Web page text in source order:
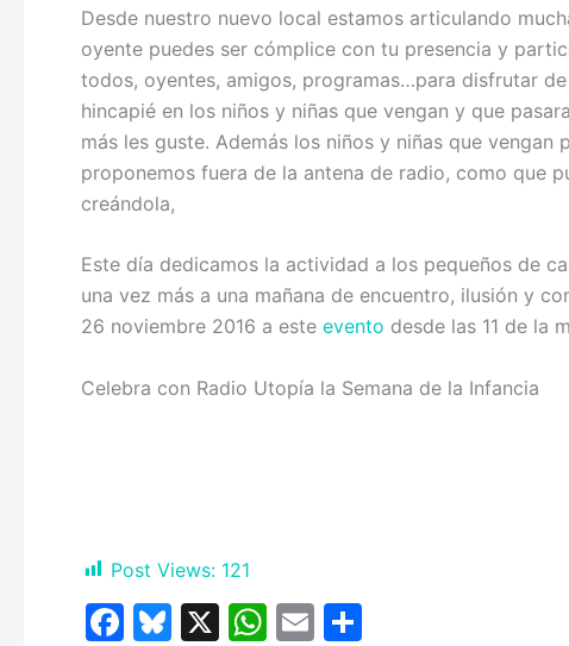
Desde nuestro nuevo local estamos articulando
oyente puedes ser cómplice con tu presencia y
todos, oyentes, amigos, programas…para disfrutar
hincapié en los niños y niñas que vengan y que
más les guste. Además los niños y niñas que
proponemos fuera de la antena de radio, como que
creándola,
Este día dedicamos la actividad a los pequeños de
una vez más a una mañana de encuentro, ilusión y
26 noviembre 2016 a este evento desde las 11 de la
Celebra con Radio Utopía la Semana de la Infancia
Post Views: 121
F
Bl X
W E